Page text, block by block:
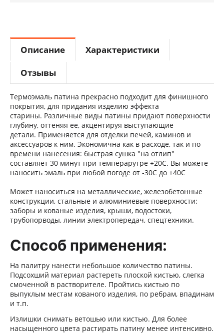
Описание
Характеристики
Отзывы
Термоэмаль патина прекрасно подходит для финишного
покрытия, для придания изделию эффекта
старины. Различные виды патины придают поверхности
глубину, оттеняя ее, акцентируя выступающие
детали. Применяется для отделки печей, каминов и
аксессуаров к ним. Экономична как в расходе, так и по
времени нанесения: быстрая сушка "на отлип"
составляет 30 минут при темперарутре +20С. Вы можете
наносить эмаль при любой погоде от -30С до +40С
Может наноситься на металлические, железобетонные
конструкции, стальные и алюминиевые поверхности:
заборы и кованые изделия, крыши, водостоки,
трубопорводы, линии электропередач, спецтехники.
Способ применения:
На палитру нанести небольшое количество патины.
Подсохший материал растереть плоской кистью, слегка
смоченной в растворителе. Пройтись кистью по
выпуклым местам кованого изделия, по ребрам, впадинам
и т.п.
Излишки снимать ветошью или кистью. Для более
насыщенного цвета растирать патину менее интенсивно.